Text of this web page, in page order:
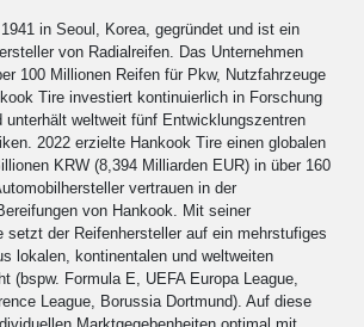
in Seoul, Korea, gegründet und ist ein
von Radialreifen. Das Unternehmen
100 Millionen Reifen für Pkw, Nutzfahrzeuge
Tire investiert kontinuierlich in Forschung
unterhält weltweit fünf Entwicklungszentren
2022 erzielte Hankook Tire einen globalen
KRW (8,394 Milliarden EUR) in über 160
vertrauen in der
von Hankook. Mit seiner
setzt der Reifenhersteller auf ein mehrstufiges
lokalen, kontinentalen und weltweiten
(bspw. Formula E, UEFA Europa League,
League, Borussia Dortmund). Auf diese